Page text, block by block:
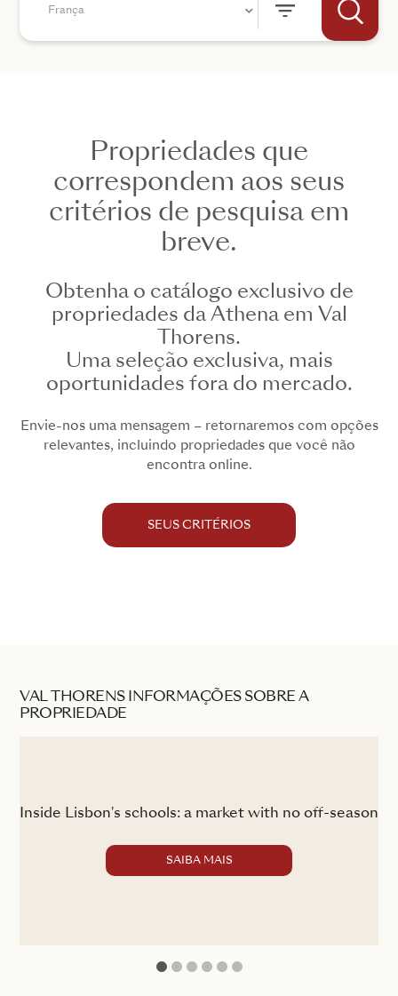
+44
ENVIAR
França
Propriedades que
correspondem aos seus
critérios de pesquisa em
breve.
Obtenha o catálogo exclusivo de
propriedades da Athena em Val
Thorens.
Uma seleção exclusiva, mais
oportunidades fora do mercado.
Envie-nos uma mensagem – retornaremos com opções
relevantes, incluindo propriedades que você não
encontra online.
SEUS CRITÉRIOS
VAL THORENS INFORMAÇÕES SOBRE A
PROPRIEDADE
1 2 3
Inside Lisbon's schools: a market with no off-season
SAIBA MAIS